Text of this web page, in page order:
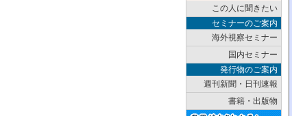
この人に聞きたい
セミナーのご案内
海外視察セミナー
国内セミナー
発行物のご案内
週刊新聞・日刊速報
書籍・出版物